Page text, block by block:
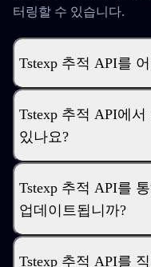
터링할 수 있습니다.
Tstexp 추적 API를
Tstexp 추적 API에
있나요?
Tstexp 추적 API를
업데이트됩니까?
Tstexp 추적 API를